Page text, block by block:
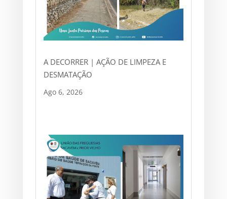
A DECORRER | AÇÃO DE LIMPEZA E
DESMATAÇÃO
Ago 6, 2026